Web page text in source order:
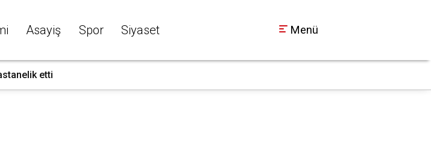
Asayiş Spor Siyaset Menü
etti